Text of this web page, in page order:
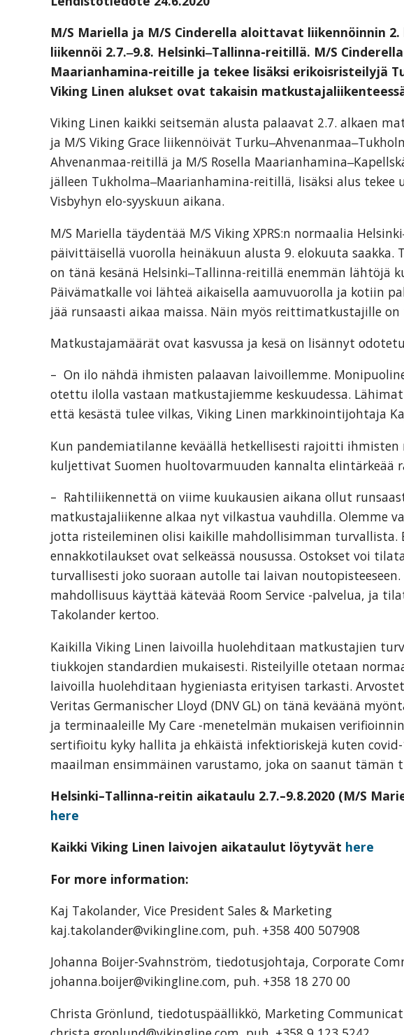
business
travel
buyers
and
suppliers,
with
the
mission
to
the
understanding,
knowledge
and
skills
required
corporate
travel
and
management
as
well
as
procurement.
M/S Mariella ja M/S Cinderella aloittavat liikennöinnin
liikennöi 2.7.‒9.8. Helsinki‒Tallinna-reitillä. M/S
Maarianhamina-reitille ja tekee lisäksi erikoisristeilyjä
Viking Linen alukset ovat takaisin
Viking Linen kaikki seitsemän alusta palaavat 2.7. alkaen
ja M/S Viking Grace liikennöivät
Ahvenanmaa-reitillä ja M/S Rosella
jälleen Tukholma‒Maarianhamina-reitillä, lisäksi alus tekee
Visbyhyn elo-syyskuun aikana.
M/S Mariella täydentää M/S Viking XPRS:n normaalia
päivittäisellä vuorolla heinäkuun alusta 9. elokuuta
on tänä kesänä Helsinki‒Tallinna-reitillä enemmän lähtöjä
Päivämatkalle voi lähteä aikaisella aamuvuorolla ja kotiin
jää runsaasti aikaa maissa. Näin myös reittimatkustajille
Matkustajamäärät ovat kasvussa ja kesä on lisännyt
– On ilo nähdä ihmisten palaavan laivoillemme.
otettu ilolla vastaan matkustajiemme keskuudessa.
että kesästä tulee vilkas, Viking Linen markkinointijohtaja
Kun pandemiatilanne keväällä hetkellisesti rajoitti
kuljettivat Suomen huoltovarmuuden kannalta elintärkeää
– Rahtiliikennettä on viime kuukausien aikana ollut
matkustajaliikenne alkaa nyt vilkastua vauhdilla. Olemme
jotta risteileminen olisi kaikille mahdollisimman turvallista.
ennakkotilaukset ovat selkeässä nousussa. Ostokset voi
turvallisesti joko suoraan autolle tai laivan
mahdollisuus käyttää kätevää Room Service -palvelua, ja
Takolander kertoo.
Kaikilla Viking Linen laivoilla huolehditaan matkustajien
tiukkojen standardien mukaisesti. Risteilyille otetaan
laivoilla huolehditaan hygieniasta erityisen tarkasti.
Veritas Germanischer Lloyd (DNV GL) on tänä keväänä
ja terminaaleille My Care -menetelmän mukaisen
sertifioitu kyky hallita ja ehkäistä infektioriskejä kuten
maailman ensimmäinen varustamo, joka on saanut tämän
Helsinki–Tallinna-reitin aikataulu 2.7.–9.8.2020 (M/S
here
Kaikki Viking Linen laivojen aikataulut löytyvät here
For more information:
Kaj Takolander, Vice President Sales & Marketing
kaj.takolander@vikingline.com, puh. +358 400 507908
Johanna Boijer-Svahnström, tiedotusjohtaja, Corporate
johanna.boijer@vikingline.com, puh. +358 18 270 00
Christa Grönlund, tiedotuspäällikkö, Marketing